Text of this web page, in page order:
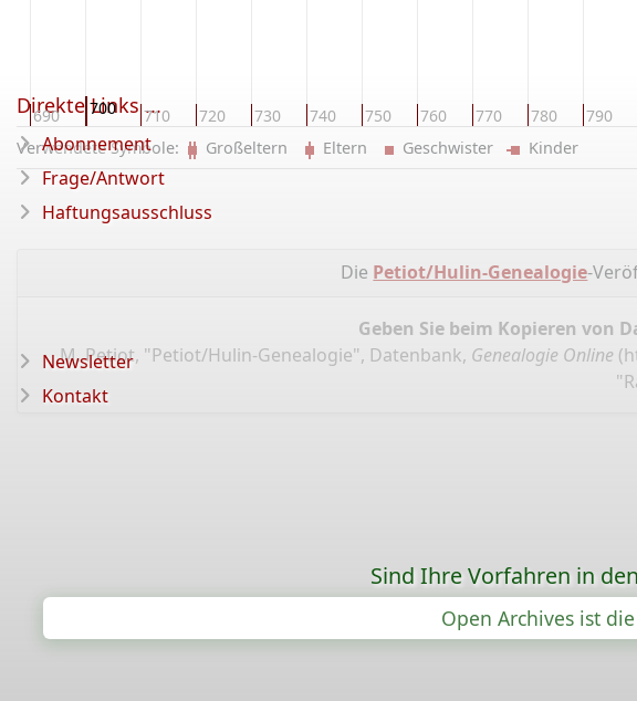
690 700 710 720 730 740 750 760 770 780 790
Verwendete Symbole: Großeltern Eltern Geschwister Kinder
Die Petiot/Hulin-Genealogie-
Geben Sie beim Kopieren von
M. Petiot, "Petiot/Hulin-Genealogie", Datenbank, Genealogie Online (
Direkte Links ...
Abonnement
Frage/Antwort
Haftungsausschluss
Newsletter
Kontakt
Sind Ihre Vorfahren in
Open Archives ist